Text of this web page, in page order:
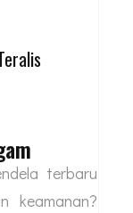
terbaru
keamanan?